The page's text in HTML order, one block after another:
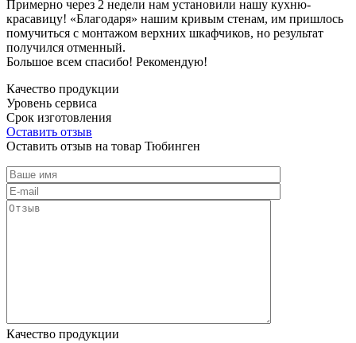
Примерно через 2 недели нам установили нашу кухню-
красавицу! «Благодаря» нашим кривым стенам, им пришлось
помучиться с монтажом верхних шкафчиков, но результат
получился отменный.
Большое всем спасибо! Рекомендую!
Качество продукции
Уровень сервиса
Срок изготовления
Оставить отзыв
Оставить отзыв на товар Тюбинген
Качество продукции